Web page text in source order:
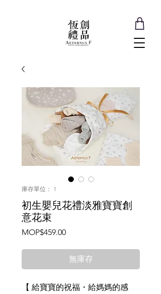
庫存單位： 1
初生嬰兒花禮淡雅寶寶創
意花束
MOP$459.00價
無庫存
【 給寶寶的祝福・給媽媽的感